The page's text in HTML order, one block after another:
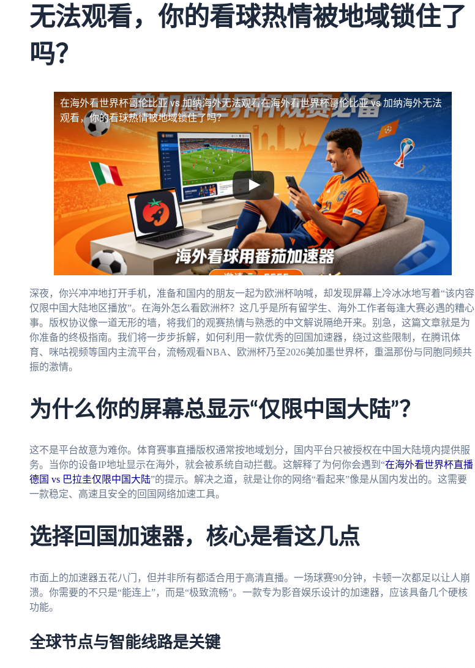
无法观看，你的看球热情被地域锁住了
吗？
在海外看世界杯哥伦比亚 vs 加纳海外无法观看在海外看世界杯哥伦比亚 vs 加纳海外无法
观看，你的看球热情被地域锁住了吗？
深夜，你兴冲冲地打开手机，准备和国内的朋友一起为欧洲杯呐喊，却发现屏幕上冷冰冰地写着“该内容
仅限中国大陆地区播放”。在海外怎么看欧洲杯？这几乎是所有留学生、海外工作者每逢大赛必遇的糟心
事。版权协议像一道无形的墙，将我们的观赛热情与熟悉的中文解说隔绝开来。别急，这篇文章就是为
你准备的终极指南。我们将一步步拆解，如何利用一款优秀的回国加速器，绕过这些限制，在腾讯体
育、咪咕视频等国内主流平台，流畅观看NBA、欧洲杯乃至2026美加墨世界杯，重温那份与同胞同频共
振的激情。
为什么你的屏幕总显示“仅限中国大陆”？
这不是平台故意为难你。体育赛事直播版权通常按地域划分，国内平台只被授权在中国大陆境内提供服
务。当你的设备IP地址显示在海外，就会被系统自动拦截。这解释了为何你会遇到“在海外看世界杯直播
德国 vs 巴拉圭仅限中国大陆”的提示。解决之道，就是让你的网络“看起来”像是从国内发出的。这需要
一款稳定、高速且安全的回国网络加速工具。
选择回国加速器，核心是看这几点
市面上的加速器五花八门，但并非所有都适合用于高清直播。一场球赛90分钟，卡顿一次都足以让人崩
溃。你需要的不只是“能连上”，而是“极致流畅”。一款专为影音娱乐设计的加速器，应该具备几个硬核
功能。
全球节点与智能线路是关键